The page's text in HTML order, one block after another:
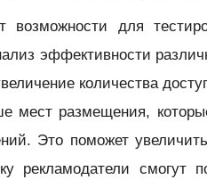
возможности для
эффективности
количества
мест размещения,
Это поможет
рекламодатели смогут